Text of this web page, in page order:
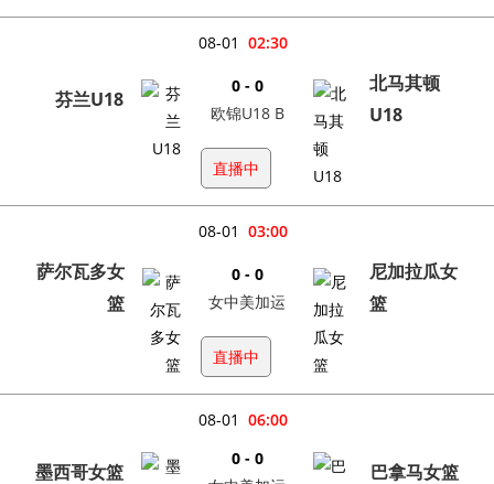
02:30
08-01
芬兰U18
0 - 0
欧锦U18 B
北马其顿
U18
直播中
03:00
08-01
萨尔瓦多女
篮
0 - 0
女中美加运
尼加拉瓜女
篮
直播中
06:00
08-01
墨西哥女篮
0 - 0
巴拿马女篮